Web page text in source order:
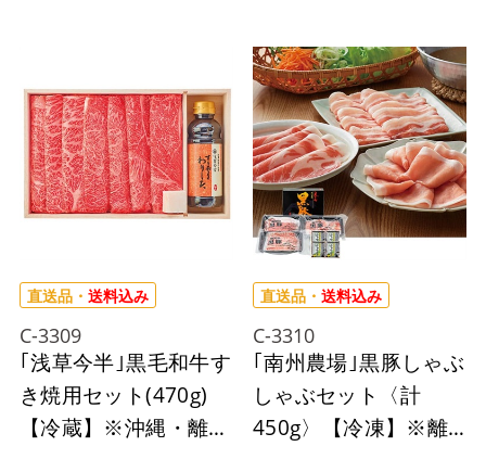
直送品・ 送料込み
C-3309
｢浅草今半｣黒毛和牛す
き焼用セット(470g)
【冷蔵】※沖縄・離島
直送品・ 送料込み
C-3310
｢南州農場｣黒豚しゃぶ
しゃぶセット〈計
450g〉【冷凍】※離